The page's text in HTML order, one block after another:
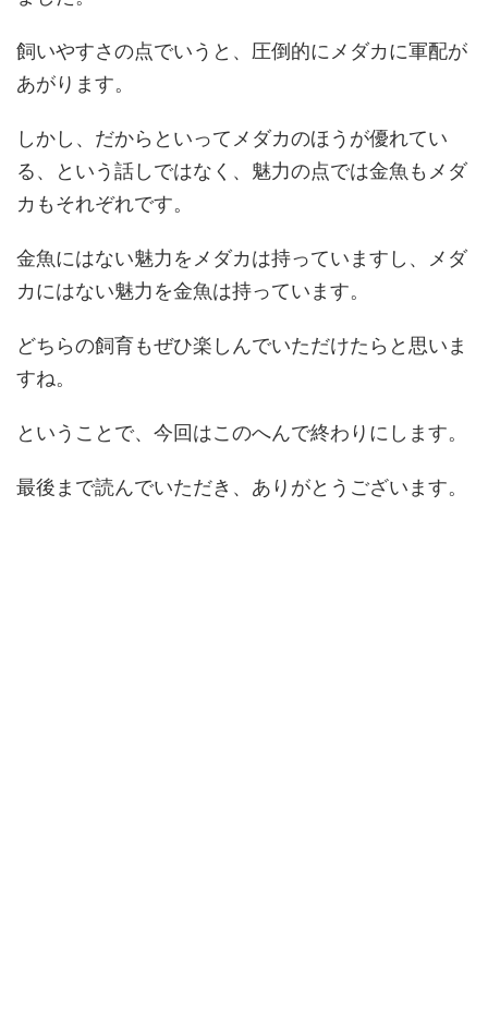
飼いやすさの点でいうと、圧倒的にメダカに軍配が
あがります。
しかし、だからといってメダカのほうが優れてい
る、という話しではなく、魅力の点では金魚もメダ
カもそれぞれです。
金魚にはない魅力をメダカは持っていますし、メダ
カにはない魅力を金魚は持っています。
どちらの飼育もぜひ楽しんでいただけたらと思いま
すね。
ということで、今回はこのへんで終わりにします。
最後まで読んでいただき、ありがとうございます。